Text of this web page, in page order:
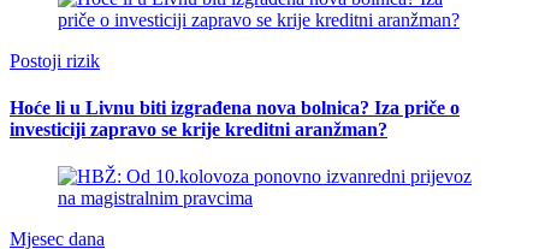
Postoji rizik
Hoće li u Livnu biti izgrađena nova bolnica? Iza priče o
investiciji zapravo se krije kreditni aranžman?
Mjesec dana